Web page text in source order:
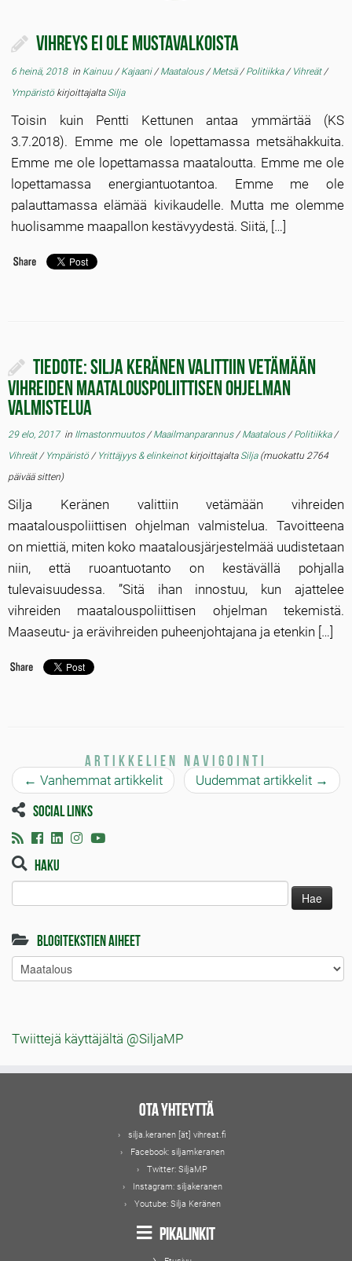
Vihreys ei ole mustavalkoista
6 heinä, 2018in Kainuu/Kajaani/Maatalous/Metsä/Politiikka/ Vihreät/
Ympäristö kirjoittajalta Silja
Toisin kuin Pentti Kettunen antaa ymmärtää (KS
3.7.2018). Emme me ole lopettamassa metsähakkuita.
Emme me ole lopettamassa maataloutta. Emme me ole
lopettamassa energiantuotantoa. Emme me ole
palauttamassa elämää kivikaudelle. Mutta me olemme
huolisamme maapallon kestävyydestä. Siitä, […]
TIEDOTE: Silja Keränen valittiin vetämään
vihreiden maatalouspoliittisen ohjelman
valmistelua
29 elo, 2017in Ilmastonmuutos/Maailmanparannus/Maatalous/Politiikka/
Vihreät/ Ympäristö / Yrittäjyys & elinkeinot kirjoittajalta Silja(muokattu 2764
päivää sitten)
Silja Keränen valittiin vetämään vihreiden
maatalouspoliittisen ohjelman valmistelua. Tavoitteena
on miettiä, miten koko maatalousjärjestelmää uudistetaan
niin, että ruoantuotanto on kestävällä pohjalla
tulevaisuudessa. ”Sitä ihan innostuu, kun ajattelee
vihreiden maatalouspoliittisen ohjelman tekemistä.
Maaseutu- ja erävihreiden puheenjohtajana ja etenkin […]
Artikkelien navigointi
← Vanhemmat artikkelit Uudemmat artikkelit →
Social links
Haku
Blogitekstien aiheet
Blogitekstien
aiheet
Twiittejä käyttäjältä @SiljaMP
Ota yhteyttä
silja.keranen [ät] vihreat.fi
Facebook: siljamkeranen
Twitter: SiljaMP
Instagram: siljakeranen
Youtube: Silja Keränen
Pikalinkit